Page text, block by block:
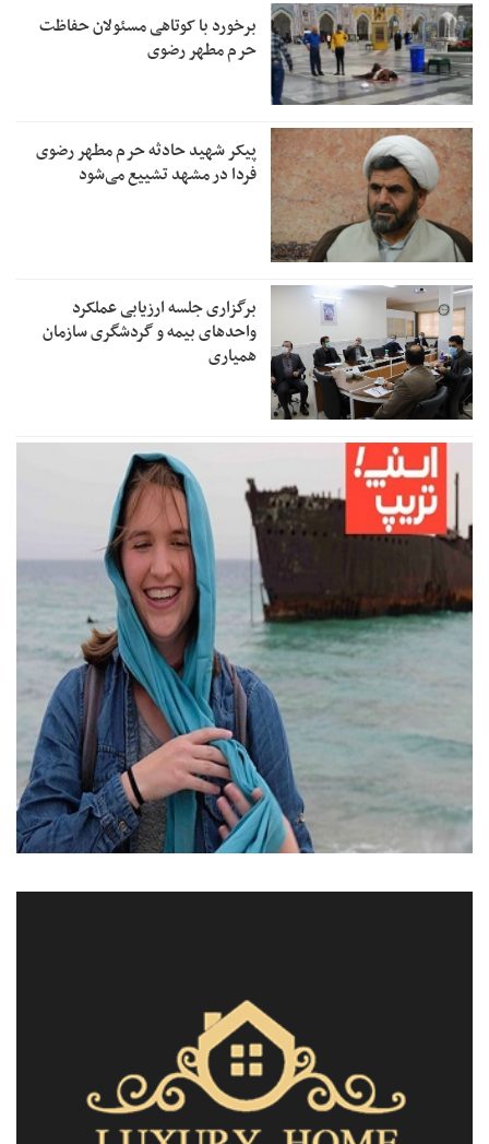
برخورد با کوتاهی مسئولان حفاظت
حرم مطهر رضوی
پیکر شهید حادثه حرم مطهر رضوی
فردا در مشهد تشییع می‌شود
برگزاری جلسه ارزیابی عملکرد
واحدهای بیمه و گردشگری سازمان
همیاری